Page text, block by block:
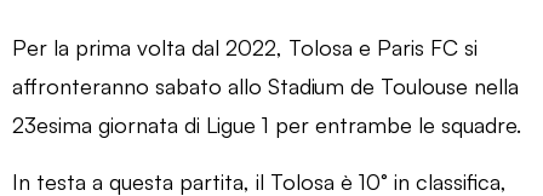
Per la prima volta dal 2022, Tolosa e Paris FC si
affronteranno sabato allo Stadium de Toulouse nella
23esima giornata di Ligue 1 per entrambe le squadre.
In testa a questa partita, il Tolosa è 10° in classifica,